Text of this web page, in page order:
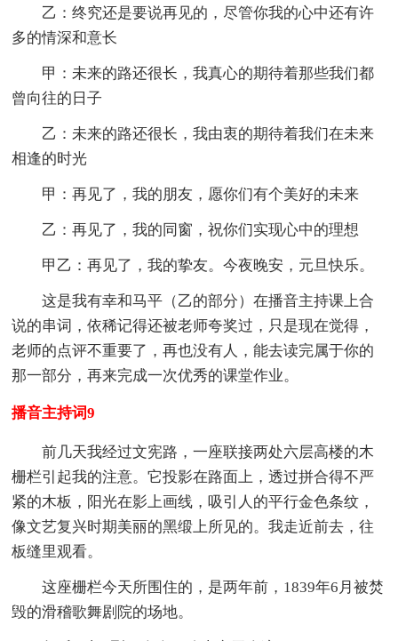
乙：终究还是要说再见的，尽管你我的心中还有许
多的情深和意长
甲：未来的路还很长，我真心的期待着那些我们都
曾向往的日子
乙：未来的路还很长，我由衷的期待着我们在未来
相逢的时光
甲：再见了，我的朋友，愿你们有个美好的未来
乙：再见了，我的同窗，祝你们实现心中的理想
甲乙：再见了，我的挚友。今夜晚安，元旦快乐。
这是我有幸和马平（乙的部分）在播音主持课上合
说的串词，依稀记得还被老师夸奖过，只是现在觉得，
老师的点评不重要了，再也没有人，能去读完属于你的
那一部分，再来完成一次优秀的课堂作业。
播音主持词9
前几天我经过文宪路，一座联接两处六层高楼的木
栅栏引起我的注意。它投影在路面上，透过拼合得不严
紧的木板，阳光在影上画线，吸引人的平行金色条纹，
像文艺复兴时期美丽的黑缎上所见的。我走近前去，往
板缝里观看。
这座栅栏今天所围住的，是两年前，1839年6月被焚
毁的滑稽歌舞剧院的场地。